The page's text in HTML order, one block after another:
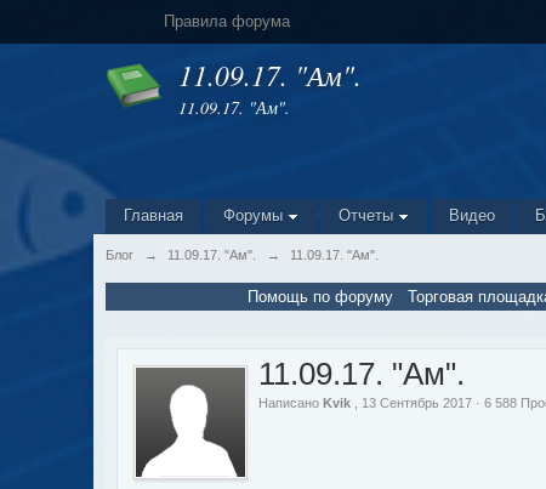
Правила форума
11.09.17. "Ам".
11.09.17. "Ам".
Главная Форумы Отчеты Видео
Блог → 11.09.17. "Ам". → 11.09.17. "Ам".
Помощь по форуму Торговая
11.09.17. "Ам".
НаписаноKvik , 13 Сентябрь 2017 · 6 588